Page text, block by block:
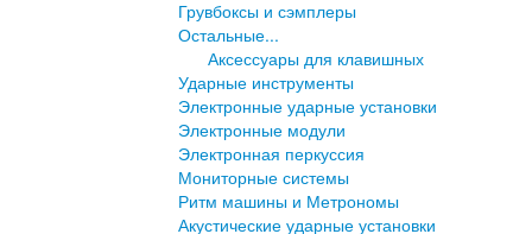
Грувбоксы и сэмплеры
Остальные...
Аксессуары для клавишных
Ударные инструменты
Электронные ударные установки
Электронные модули
Электронная перкуссия
Мониторные системы
Ритм машины и Метрономы
Акустические ударные установки